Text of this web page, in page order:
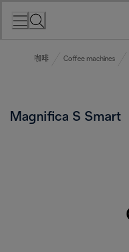
咖啡 Coffee machines
Magnifica S Smart